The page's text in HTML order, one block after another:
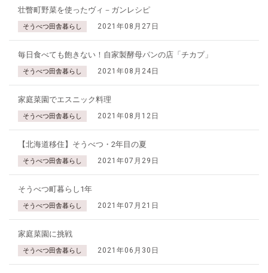
壮瞥町野菜を使ったヴィ－ガンレシピ
そうべつ田舎暮らし 2021年08月27日
毎日食べても飽きない！自家製酵母パンの店「チカプ」
そうべつ田舎暮らし 2021年08月24日
家庭菜園でエスニック料理
そうべつ田舎暮らし 2021年08月12日
【北海道移住】そうべつ・2年目の夏
そうべつ田舎暮らし 2021年07月29日
そうべつ町暮らし1年
そうべつ田舎暮らし 2021年07月21日
家庭菜園に挑戦
そうべつ田舎暮らし 2021年06月30日